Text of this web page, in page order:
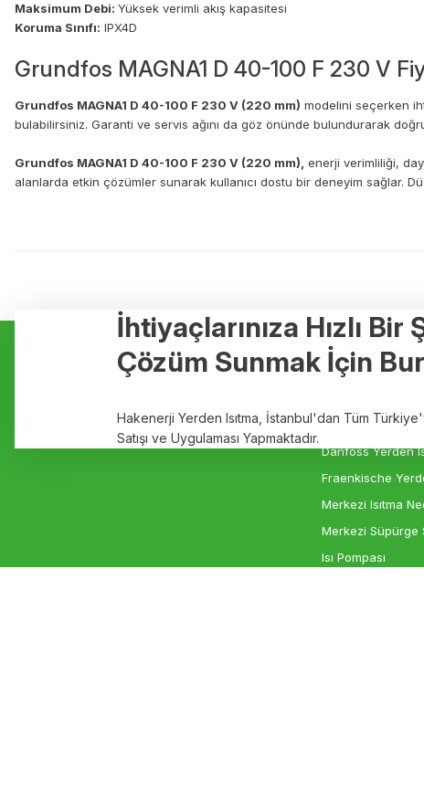
Maksimum Debi: Yüksek verimli akış kapasitesi
Koruma Sınıfı: IPX4D
Grundfos MAGNA1 D 40-100 F 230 V
Grundfos MAGNA1 D 40-100 F 230 V (220 mm) modelini seçerken
bulabilirsiniz. Garanti ve servis ağını da göz önünde bulundurarak
Grundfos MAGNA1 D 40-100 F 230 V (220 mm), enerji verimliliği,
alanlarda etkin çözümler sunarak kullanıcı dostu bir deneyim sağlar.
Ürün açıklamasında eksik bilgiler bulunuyor.
Ürün bilgilerinde hatalar bulunuyor.
Bu ürüne benzer farklı alternatifler olmalı.
İhtiyaçlarınıza Hızlı Bir
Çözüm Sunmak İçin
Hakenerji Yerden Isıtma, İstanbul'dan Tüm
Satışı ve Uygulaması Yapmaktadır.
Hizmetler
Yerden Isıtma
Rehau Yerden
Danfoss Yerden
Fraenkische
Merkezi Isıtma
Merkezi Süpürge
Isı Pompası